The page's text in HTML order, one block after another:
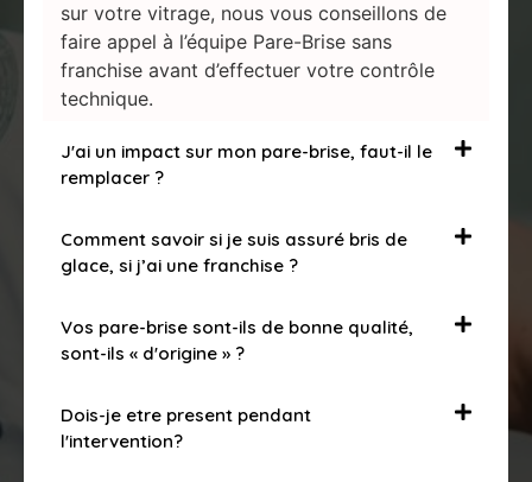
sur votre vitrage, nous vous conseillons de
faire appel à l’équipe Pare-Brise sans
franchise avant d’effectuer votre contrôle
technique.
J'ai un impact sur mon pare-brise, faut-il le
remplacer ?
Comment savoir si je suis assuré bris de
glace, si j’ai une franchise ?
Vos pare-brise sont-ils de bonne qualité,
sont-ils « d'origine » ?
Dois-je etre present pendant
l'intervention?